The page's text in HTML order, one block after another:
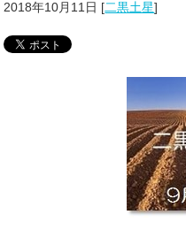
2018年10月11日 [二黒土星]